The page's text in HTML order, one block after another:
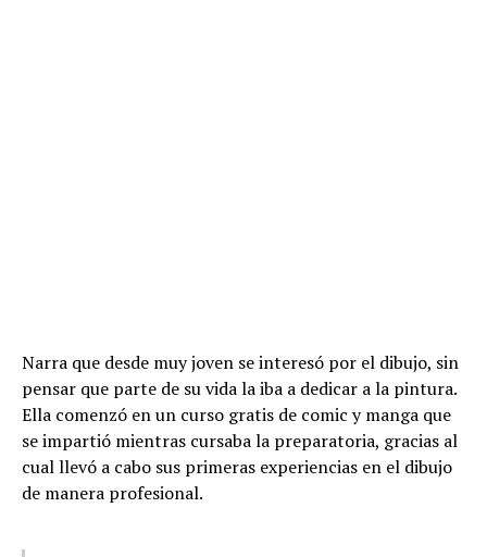
Narra que desde muy joven se interesó por el dibujo, sin
pensar que parte de su vida la iba a dedicar a la pintura.
Ella comenzó en un curso gratis de comic y manga que
se impartió mientras cursaba la preparatoria, gracias al
cual llevó a cabo sus primeras experiencias en el dibujo
de manera profesional.